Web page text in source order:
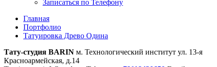
Записаться по Телефону
Главная
Портфолио
Татуировка Древо Одина
Тату-студия BARIN м. Технологический институт ул. 13-я
Красноармейская, д.14